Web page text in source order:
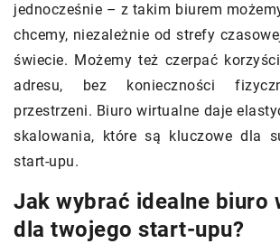
jednocześnie – z takim biurem
chcemy, niezależnie od strefy
świecie. Możemy też czerpać
adresu, bez konieczności
przestrzeni. Biuro wirtualne daje
skalowania, które są kluczowe dla
start-upu.
Jak wybrać idealne biuro
dla twojego start-upu?